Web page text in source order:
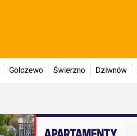
Golczewo Świerzno Dziwnów